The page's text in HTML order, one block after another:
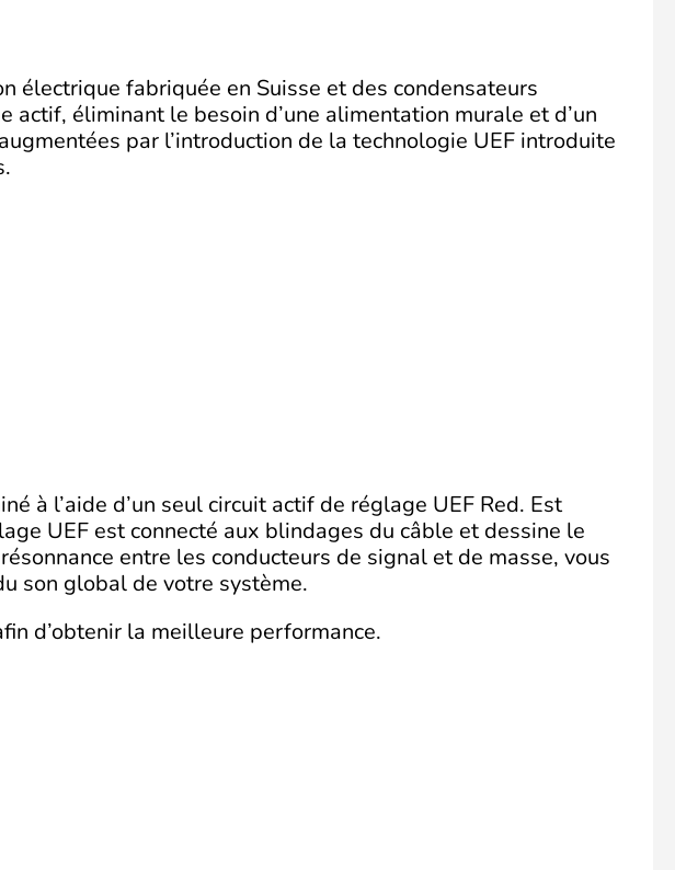
électrique fabriquée en Suisse et des condensateurs
éliminant le besoin d’une alimentation murale et d’un
par l’introduction de la technologie UEF introduite
à l’aide d’un seul circuit actif de réglage UEF Red. Est
UEF est connecté aux blindages du câble et dessine le
entre les conducteurs de signal et de masse, vous
son global de votre système.
d’obtenir la meilleure performance.